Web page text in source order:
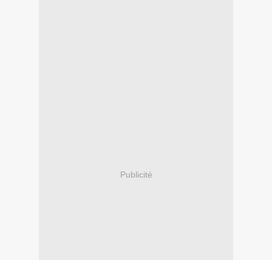
Publicité